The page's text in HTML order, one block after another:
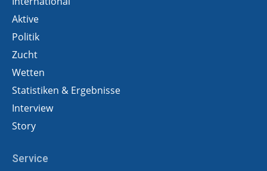
Aktive
Politik
Zucht
Wetten
Statistiken & Ergebnisse
Interview
Story
Service